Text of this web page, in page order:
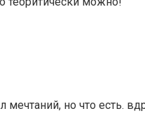
но что есть.